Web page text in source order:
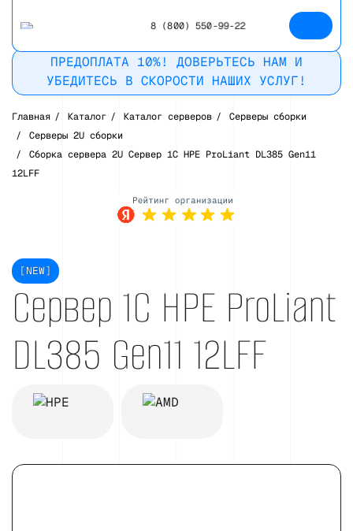
8 (800) 550-99-22
ПРЕДОПЛАТА 10%! ДОВЕРЬТЕСЬ НАМ И
УБЕДИТЕСЬ В СКОРОСТИ НАШИХ УСЛУГ!
Главная / Каталог / Каталог серверов /
Серверы сборки
/
Серверы 2U сборки
/
Сборка сервера 2U Сервер 1С HPE ProLiant DL385 Gen11
12LFF
[NEW]
Сервер 1С HPE ProLiant
DL385 Gen11 12LFF